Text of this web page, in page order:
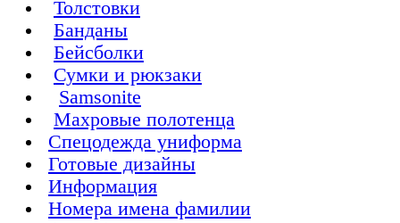
Толстовки
Банданы
Бейсболки
Сумки и рюкзаки
Samsonite
Махровые полотенца
Cпецодежда униформа
Готовые дизайны
Информация
Номера имена фамилии